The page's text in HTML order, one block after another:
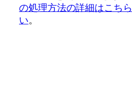
の処理方法の詳細はこち
い。